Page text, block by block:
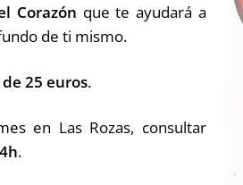
Corazón que te ayudará a
de ti mismo.
25 euros.
en Las Rozas, consultar
.